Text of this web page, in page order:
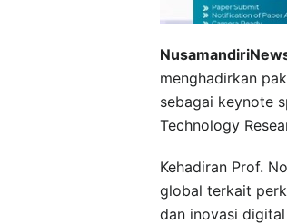
menghadirkan
sebagai keynote
Technology
Kehadiran Prof.
global terkait
dan inovasi